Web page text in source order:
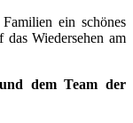
ein schönes
Wiedersehen am
dem Team der